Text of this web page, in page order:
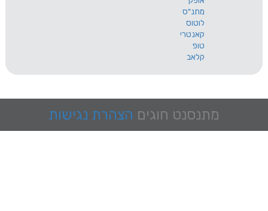
מתנסנט חוגים הצהרת נגישות